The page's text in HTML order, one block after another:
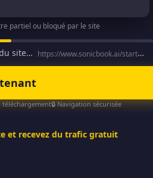
partiel ou bloqué par le site
site… https://www.sonicbook.ai/startnow-fr?sa=sa0003212683dd183ec0…
téléchargement🔒 Navigation sécurisée
et recevez du trafic gratuit